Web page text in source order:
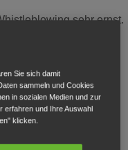
sehr ernst.
mit einem der unten
Sie bitte unseren
den Sie hier
halo.com)
behandelt. Sie müssen
Sie entscheiden
Sie sich damit
sammeln und Cookies
in sozialen Medien und zur
erfahren und Ihre Auswahl
klicken.